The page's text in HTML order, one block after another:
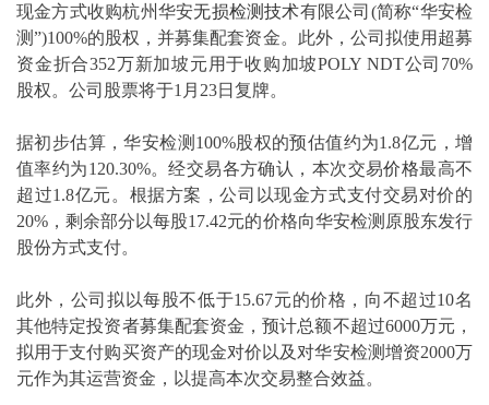
现金方式收购杭州华安无损检测技术有限公司(简称“华安检
测”)100%的股权，并募集配套资金。此外，公司拟使用超募
资金折合352万新加坡元用于收购加坡POLY NDT公司70%
股权。公司股票将于1月23日复牌。
据初步估算，华安检测100%股权的预估值约为1.8亿元，增
值率约为120.30%。经交易各方确认，本次交易价格最高不
超过1.8亿元。根据方案，公司以现金方式支付交易对价的
20%，剩余部分以每股17.42元的价格向华安检测原股东发行
股份方式支付。
此外，公司拟以每股不低于15.67元的价格，向不超过10名
其他特定投资者募集配套资金，预计总额不超过6000万元，
拟用于支付购买资产的现金对价以及对华安检测增资2000万
元作为其运营资金，以提高本次交易整合效益。